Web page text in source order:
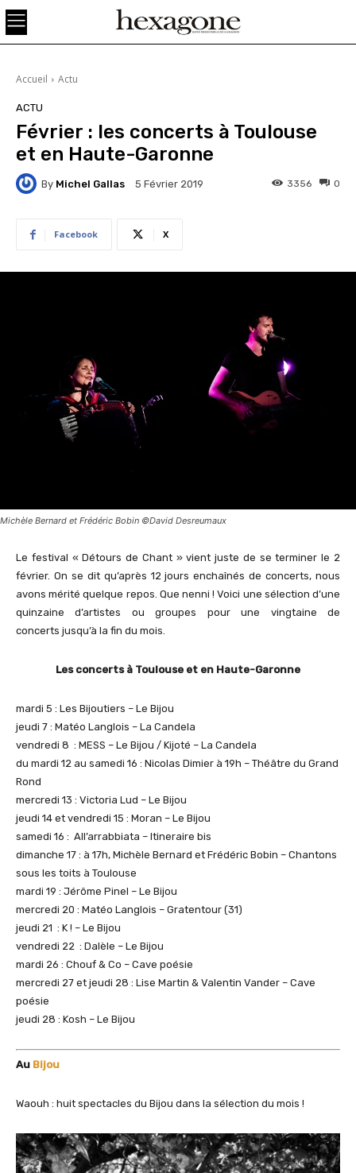
Accueil Actu
ACTU
Février : les concerts à Toulouse
et en Haute-Garonne
By Michel Gallas 5 Février 2019 0
3356
Facebook X
Michèle Bernard et Frédéric Bobin ©David Desreumaux
Le festival « Détours de Chant » vient juste de se terminer le 2
février. On se dit qu’après 12 jours enchaînés de concerts, nous
avons mérité quelque repos. Que nenni ! Voici une sélection d’une
quinzaine d’artistes ou groupes pour une vingtaine de
concerts jusqu’à la fin du mois.
Les concerts à Toulouse et en Haute-Garonne
mardi 5 : Les Bijoutiers – Le Bijou
jeudi 7 : Matéo Langlois – La Candela
vendredi 8 : MESS – Le Bijou / Kijoté – La Candela
du mardi 12 au samedi 16 : Nicolas Dimier à 19h – Théâtre du Grand
Rond
mercredi 13 : Victoria Lud – Le Bijou
jeudi 14 et vendredi 15 : Moran – Le Bijou
samedi 16 : All’arrabbiata – Itineraire bis
dimanche 17 : à 17h, Michèle Bernard et Frédéric Bobin – Chantons
sous les toits à Toulouse
mardi 19 : Jérôme Pinel – Le Bijou
mercredi 20 : Matéo Langlois – Gratentour (31)
jeudi 21 : K ! – Le Bijou
vendredi 22 : Dalèle – Le Bijou
mardi 26 : Chouf & Co – Cave poésie
mercredi 27 et jeudi 28 : Lise Martin & Valentin Vander – Cave
poésie
jeudi 28 : Kosh – Le Bijou
Au Bijou
Waouh : huit spectacles du Bijou dans la sélection du mois !